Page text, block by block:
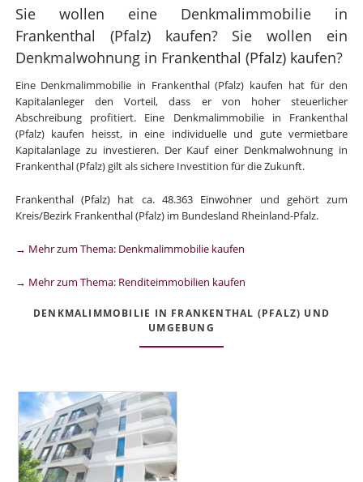
Sie wollen eine Denkmalimmobilie in
Frankenthal (Pfalz) kaufen? Sie wollen ein
Denkmalwohnung in Frankenthal (Pfalz) kaufen?
Eine Denkmalimmobilie in Frankenthal (Pfalz) kaufen hat für den
Kapitalanleger den Vorteil, dass er von hoher steuerlicher
Abschreibung profitiert. Eine Denkmalimmobilie in Frankenthal
(Pfalz) kaufen heisst, in eine individuelle und gute vermietbare
Kapitalanlage zu investieren. Der Kauf einer Denkmalwohnung in
Frankenthal (Pfalz) gilt als sichere Investition für die Zukunft.
Frankenthal (Pfalz) hat ca. 48.363 Einwohner und gehört zum
Kreis/Bezirk Frankenthal (Pfalz) im Bundesland Rheinland-Pfalz.
→ Mehr zum Thema: Denkmalimmobilie kaufen
→ Mehr zum Thema: Renditeimmobilien kaufen
DENKMALIMMOBILIE IN FRANKENTHAL (PFALZ) UND
UMGEBUNG